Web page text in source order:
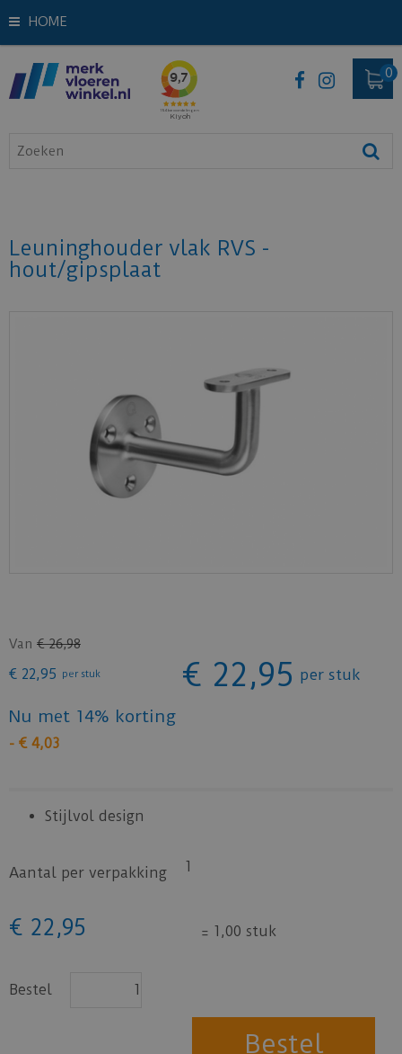
HOME
Leuninghouder vlak RVS -
hout/gipsplaat
Van € 26,98
€ 22,95 per stuk € 22,95 per stuk
Nu met 14% korting
- € 4,03
Stijlvol design
Aantal per verpakking 1
€ 22 ,95 = 1,00 stuk
Bestel